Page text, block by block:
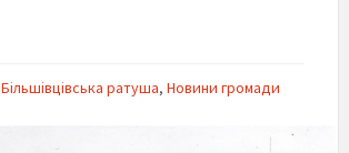
Більшівцівська ратуша, Новини громади